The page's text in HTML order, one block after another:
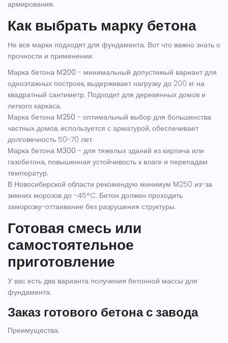
армирования.
Как выбрать марку бетона
Не все марки подходят для фундамента. Вот что важно знать о
прочности и применении:
Марка бетона М200 - минимальный допустимый вариант для
одноэтажных построек, выдерживает нагрузку до 200 кг на
квадратный сантиметр. Подходит для деревянных домов и
легкого каркаса.
Марка бетона М250 - оптимальный выбор для большинства
частных домов, используется с арматурой, обеспечивает
долговечность 50-70 лет.
Марка бетона М300 - для тяжелых зданий из кирпича или
газобетона, повышенная устойчивость к влаге и перепадам
температур.
В Новосибирской области рекомендую минимум М250 из-за
зимних морозов до -45°C. Бетон должен проходить
заморозку-оттаивание без разрушения структуры.
Готовая смесь или
самостоятельное
приготовление
У вас есть два варианта получения бетонной массы для
фундамента:
Заказ готового бетона с завода
Преимущества: